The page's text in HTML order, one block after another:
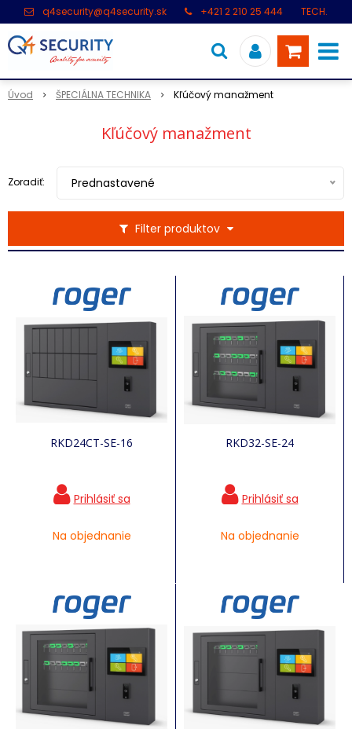
q4security@q4security.sk +421 2 210 25 444
TECH.
Úvod ŠPECIÁLNA TECHNIKA Kľúčový manažment
Kľúčový manažment
Filter produktov
Zoradiť: Prednastavené
RKD24CT-SE-16
Na objednanie
RKD32-SE-24
Na objednanie